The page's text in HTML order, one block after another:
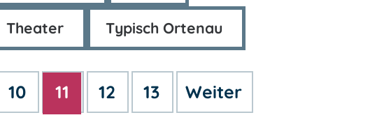
Theater Typisch Ortenau
10 11 12 13 Weiter